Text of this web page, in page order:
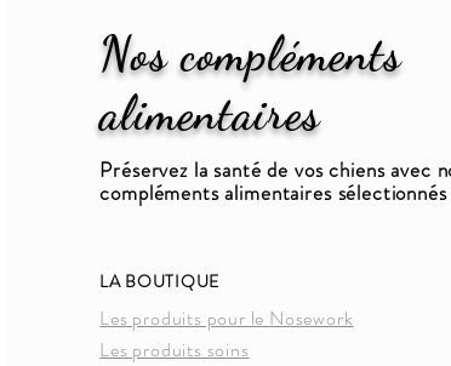
Nos compléments
alimentaires
Préservez la santé de vos chiens avec
compléments alimentaires sélectionnés
LA BOUTIQUE
Les produits pour le Nosework
Les produits soins